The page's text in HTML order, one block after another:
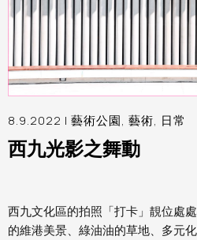
8.9.2022 | 藝術公園, 藝術, 日常
西九光影之舞動
西九文化區的拍照「打卡」靚位處
的維港美景、綠油油的草地、多元